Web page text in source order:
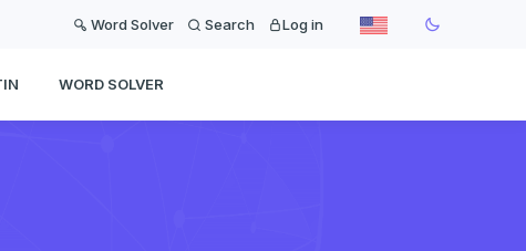
Word Solver Search Log in
WORD SOLVER